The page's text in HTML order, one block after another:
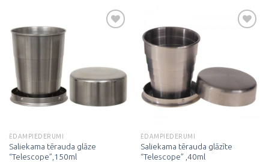
vēlmju
sarakstam
ĒDAMPIEDERUMI
Saliekama tērauda glāze
“Telescope”,150ml
vēlmju
sarakstam
ĒDAMPIEDERUMI
Saliekama tērauda glāzīte
“Telescope” ,40ml